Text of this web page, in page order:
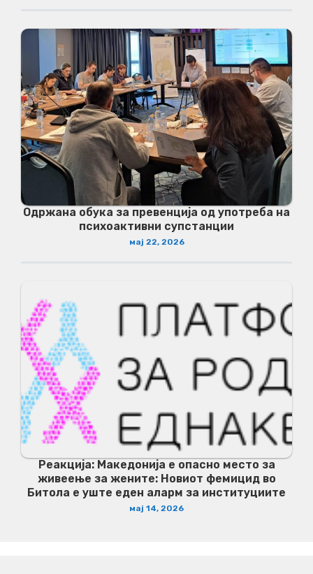
Одржана обука за превенција од употреба на
психоактивни супстанции
мај 22, 2026
Реакција: Македонија е опасно место за
живеење за жените: Новиот фемицид во
Битола е уште еден аларм за институциите
мај 14, 2026